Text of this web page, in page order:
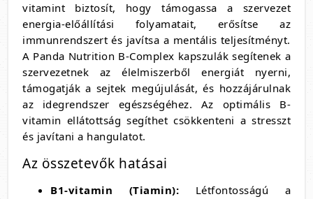
vitamint biztosít, hogy támogassa a szervezet
energia-előállítási folyamatait, erősítse az
immunrendszert és javítsa a mentális teljesítményt.
A Panda Nutrition B-Complex kapszulák segítenek a
szervezetnek az élelmiszerből energiát nyerni,
támogatják a sejtek megújulását, és hozzájárulnak
az idegrendszer egészségéhez. Az optimális B-
vitamin ellátottság segíthet csökkenteni a stresszt
és javítani a hangulatot.
Az összetevők hatásai
B1-vitamin (Tiamin): Létfontosságú a